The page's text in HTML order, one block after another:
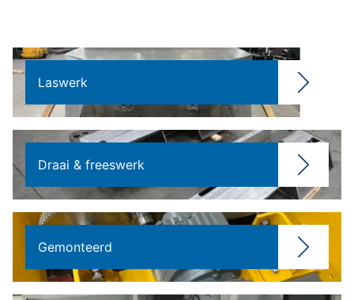
Laswerk
Draai & freeswerk
Gemonteerd